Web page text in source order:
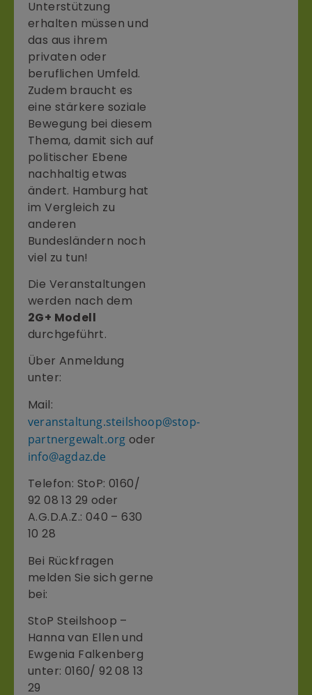
Unterstützung
erhalten müssen und
das aus ihrem
privaten oder
beruflichen Umfeld.
Zudem braucht es
eine stärkere soziale
Bewegung bei diesem
Thema, damit sich auf
politischer Ebene
nachhaltig etwas
ändert. Hamburg hat
im Vergleich zu
anderen
Bundesländern noch
viel zu tun!
Die Veranstaltungen
werden nach dem
2G+ Modell
durchgeführt.
Über Anmeldung
unter:
Mail:
veranstaltung.steilshoop@stop-
partnergewalt.org oder
info@agdaz.de
Telefon: StoP: 0160/
92 08 13 29 oder
A.G.D.A.Z.: 040 – 630
10 28
Bei Rückfragen
melden Sie sich gerne
bei:
StoP Steilshoop –
Hanna van Ellen und
Ewgenia Falkenberg
unter: 0160/ 92 08 13
29